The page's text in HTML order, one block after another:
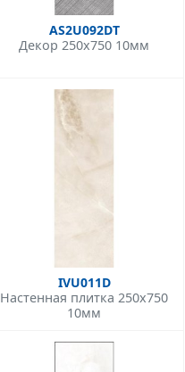
AS2U092DT
Декор 250x750 10мм
IVU011D
Настенная плитка 250x750
10мм